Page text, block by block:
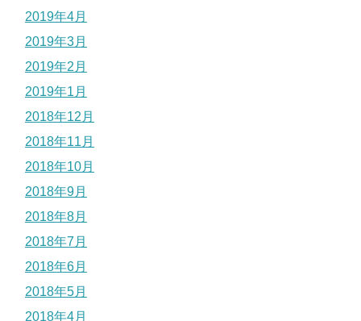
2019年4月
2019年3月
2019年2月
2019年1月
2018年12月
2018年11月
2018年10月
2018年9月
2018年8月
2018年7月
2018年6月
2018年5月
2018年4月